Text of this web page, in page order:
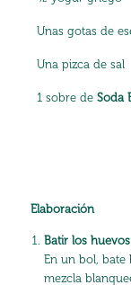
Unas gotas de
Una pizca de sal
1 sobre de Soda
Elaboración
Batir los
En un bol, bate
mezcla